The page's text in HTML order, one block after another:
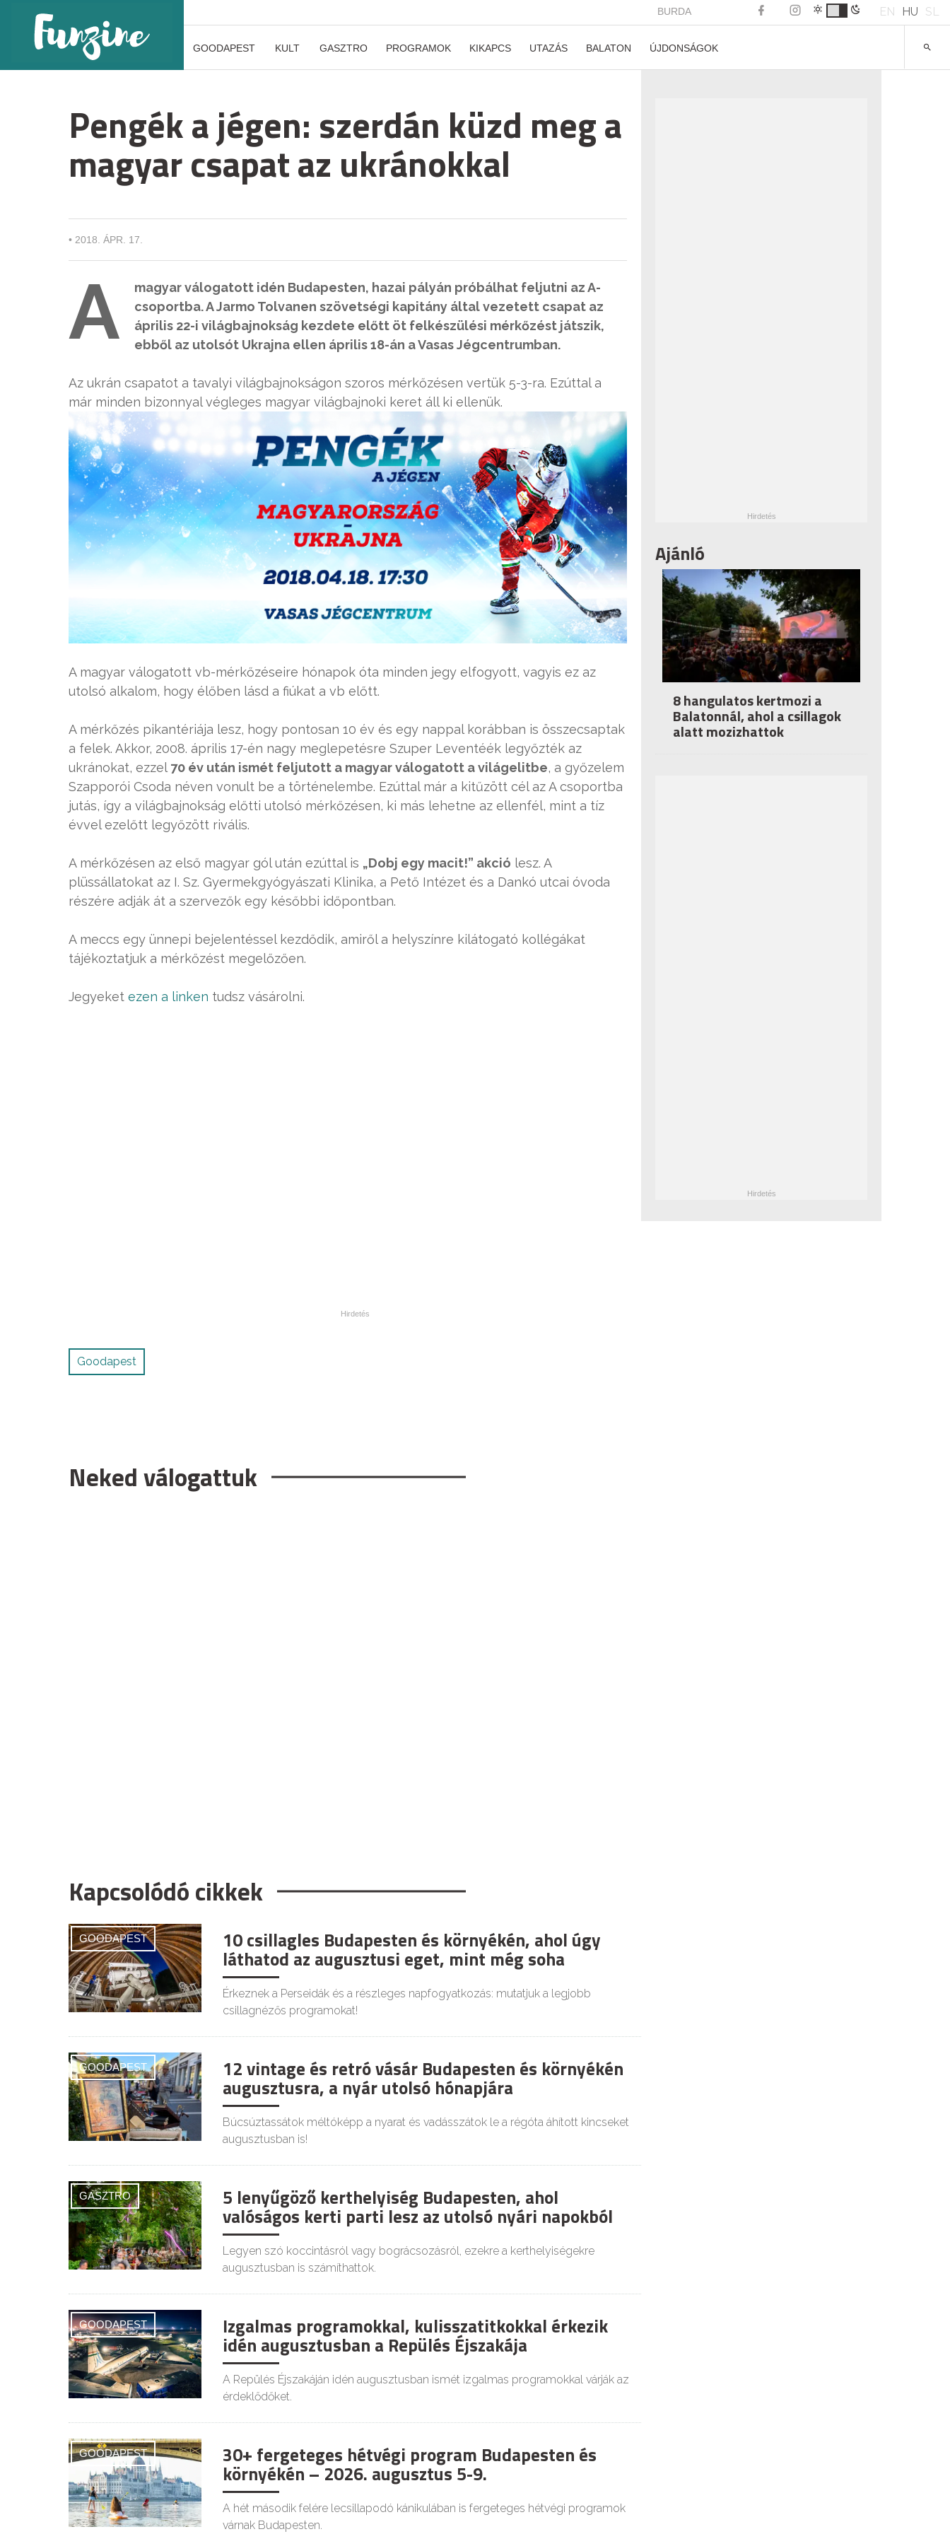
BURDA EN HU SL
GOODAPEST KULT GASZTRO PROGRAMOK KIKAPCS UTAZÁS BALATON ÚJDONSÁGOK
Pengék a jégen: szerdán küzd meg a
magyar csapat az ukránokkal
• 2018. ÁPR. 17.
A
magyar válogatott idén Budapesten, hazai pályán próbálhat feljutni az A-
csoportba. A Jarmo Tolvanen szövetségi kapitány által vezetett csapat az
április 22-i világbajnokság kezdete előtt öt felkészülési mérkőzést játszik,
ebből az utolsót Ukrajna ellen április 18-án a Vasas Jégcentrumban.
Az ukrán csapatot a tavalyi világbajnokságon szoros mérkőzésen vertük 5-3-ra. Ezúttal a
már minden bizonnyal végleges magyar világbajnoki keret áll ki ellenük.
A magyar válogatott vb-mérkőzéseire hónapok óta minden jegy elfogyott, vagyis ez az
utolsó alkalom, hogy élőben lásd a fiúkat a vb előtt.
A mérkőzés pikantériája lesz, hogy pontosan 10 év és egy nappal korábban is összecsaptak
a felek. Akkor, 2008. április 17-én nagy meglepetésre Szuper Leventéék legyőzték az
ukránokat, ezzel 70 év után ismét feljutott a magyar válogatott a világelitbe, a győzelem
Szapporói Csoda néven vonult be a történelembe. Ezúttal már a kitűzött cél az A csoportba
jutás, így a világbajnokság előtti utolsó mérkőzésen, ki más lehetne az ellenfél, mint a tíz
évvel ezelőtt legyőzött rivális.
A mérkőzésen az első magyar gól után ezúttal is „Dobj egy macit!” akció lesz. A
plüssállatokat az I. Sz. Gyermekgyógyászati Klinika, a Pető Intézet és a Dankó utcai óvoda
részére adják át a szervezők egy későbbi időpontban.
A meccs egy ünnepi bejelentéssel kezdődik, amiről a helyszínre kilátogató kollégákat
tájékoztatjuk a mérkőzést megelőzően.
Jegyeket ezen a linken tudsz vásárolni.
Goodapest
Neked válogattuk
Kapcsolódó cikkek
GOODAPEST 10 csillagles Budapesten és környékén, ahol úgy
láthatod az augusztusi eget, mint még soha
Érkeznek a Perseidák és a részleges napfogyatkozás: mutatjuk a legjobb
csillagnézős programokat!
GOODAPEST 12 vintage és retró vásár Budapesten és környékén
augusztusra, a nyár utolsó hónapjára
Búcsúztassátok méltóképp a nyarat és vadásszátok le a régóta áhított kincseket
augusztusban is!
GASZTRO 5 lenyűgöző kerthelyiség Budapesten, ahol
valóságos kerti parti lesz az utolsó nyári napokból
Legyen szó koccintásról vagy bográcsozásról, ezekre a kerthelyiségekre
augusztusban is számíthattok.
GOODAPEST Izgalmas programokkal, kulisszatitkokkal érkezik
idén augusztusban a Repülés Éjszakája
A Repülés Éjszakáján idén augusztusban ismét izgalmas programokkal várják az
érdeklődőket.
GOODAPEST 30+ fergeteges hétvégi program Budapesten és
környékén – 2026. augusztus 5-9.
A hét második felére lecsillapodó kánikulában is fergeteges hétvégi programok
várnak Budapesten.
Ajánló
8 hangulatos kertmozi a
Balatonnál, ahol a csillagok
alatt mozizhattok